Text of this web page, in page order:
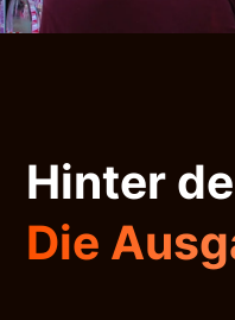
Hinter
Die